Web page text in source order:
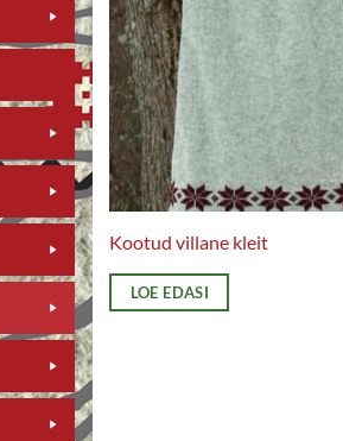
Kootud villane kleit
LOE EDASI